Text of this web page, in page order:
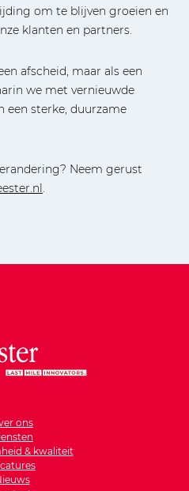
om te blijven groeien en
klanten en partners.
afscheid, maar als een
we met vernieuwde
een sterke, duurzame
Neem gerust
.
ons
& kwaliteit